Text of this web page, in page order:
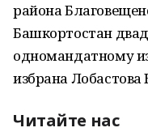
района
Башкортостан
одномандатному
избрана
Читайте нас